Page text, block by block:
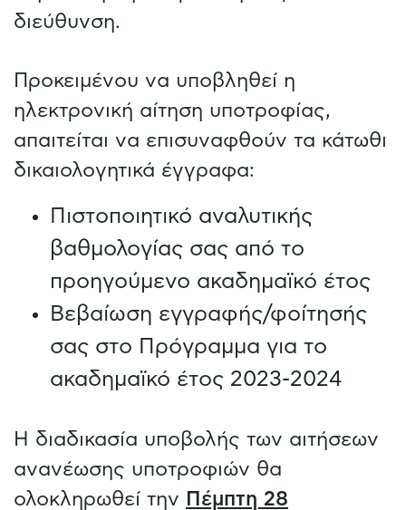
διεύθυνση.
Προκειμένου να υποβληθεί η
ηλεκτρονική αίτηση υποτροφίας,
απαιτείται να επισυναφθούν τα κάτωθι
δικαιολογητικά έγγραφα:
Πιστοποιητικό αναλυτικής
βαθμολογίας σας από το
προηγούμενο ακαδημαϊκό έτος
Βεβαίωση εγγραφής/φοίτησής
σας στο Πρόγραμμα για το
ακαδημαϊκό έτος 2023-2024
Η διαδικασία υποβολής των αιτήσεων
ανανέωσης υποτροφιών θα
ολοκληρωθεί την Πέμπτη 28